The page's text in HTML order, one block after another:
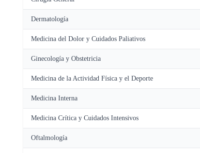
Dermatología
Medicina del Dolor y Cuidados Paliativos
Ginecología y Obstetricia
Medicina de la Actividad Física y el Deporte
Medicina Interna
Medicina Crítica y Cuidados Intensivos
Oftalmología